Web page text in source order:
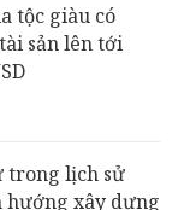
tộc giàu có
sản lên tới
trong lịch sử
hướng xây dựng